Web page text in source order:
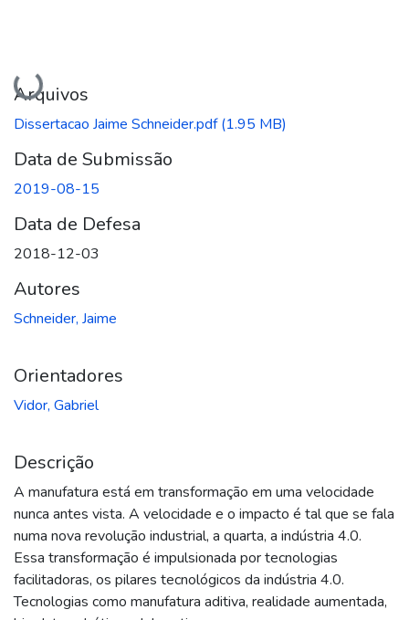
Carregando...
Arquivos
Dissertacao Jaime Schneider.pdf(1.95 MB)
Data de Submissão
2019-08-15
Data de Defesa
2018-12-03
Autores
Schneider, Jaime
Orientadores
Vidor, Gabriel
Descrição
A manufatura está em transformação em uma velocidade
nunca antes vista. A velocidade e o impacto é tal que se fala
numa nova revolução industrial, a quarta, a indústria 4.0.
Essa transformação é impulsionada por tecnologias
facilitadoras, os pilares tecnológicos da indústria 4.0.
Tecnologias como manufatura aditiva, realidade aumentada,